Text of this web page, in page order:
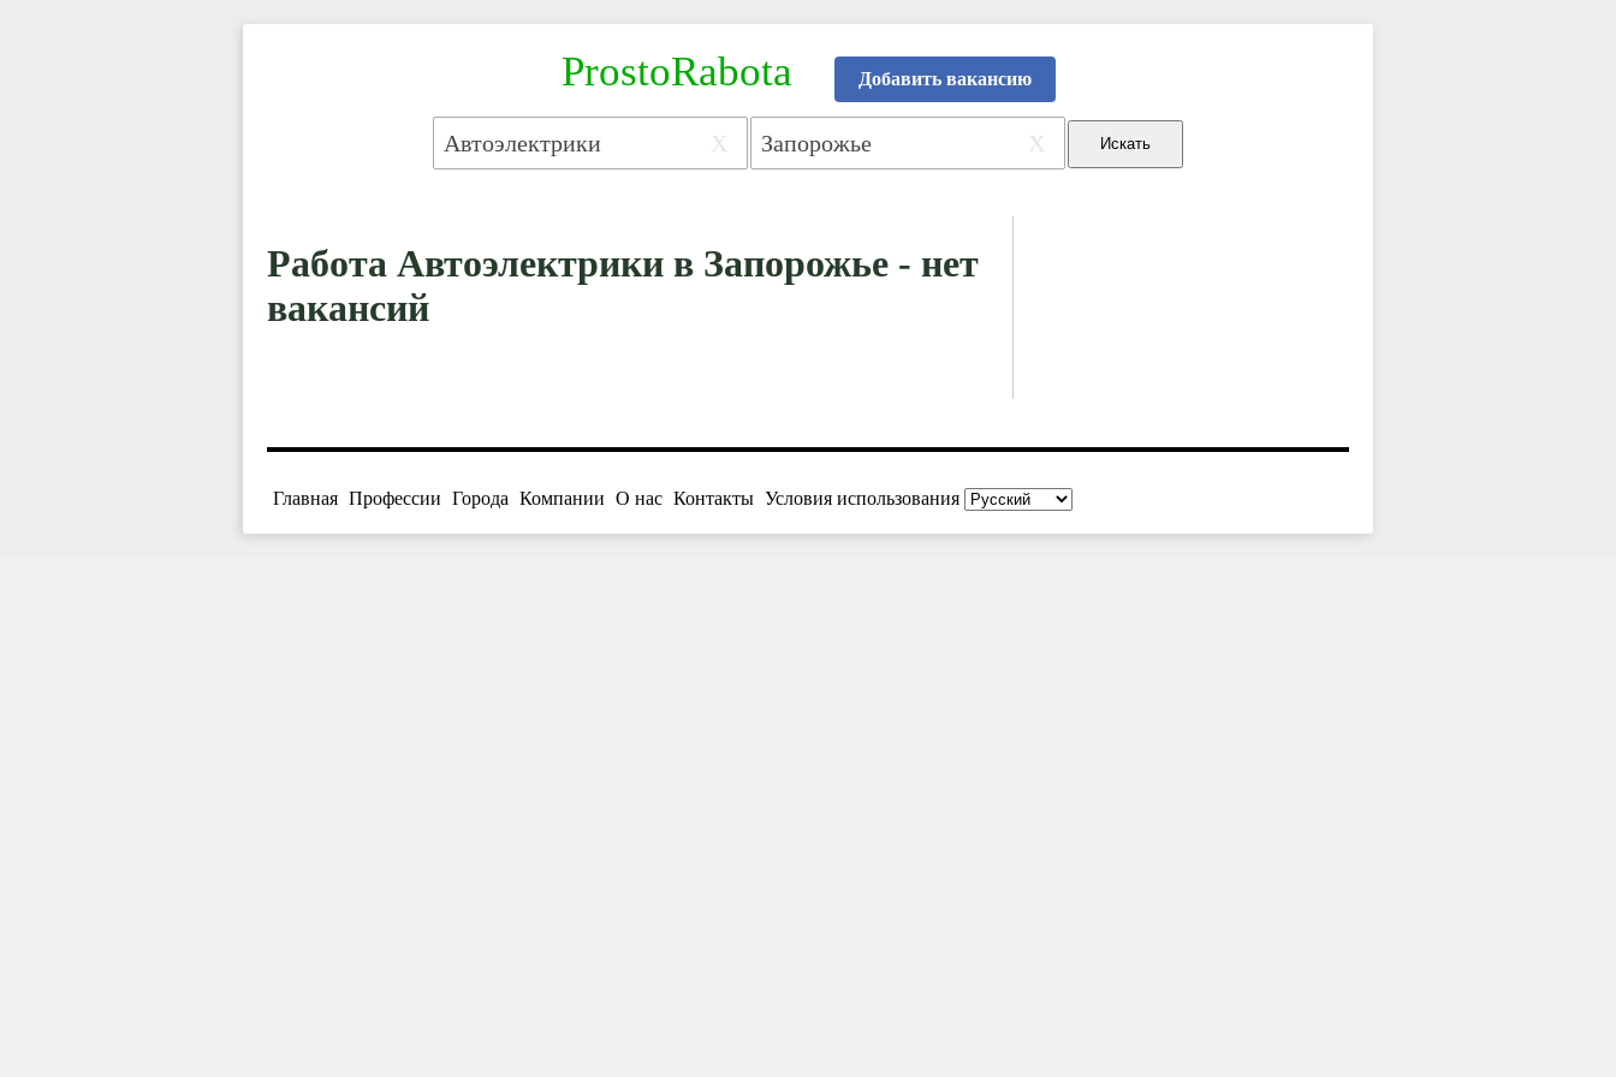
ProstoRabota Добавить вакансию
X X
Работа Автоэлектрики в Запорожье - нет
вакансий
Главная Профессии Города Компании О нас Контакты Условия использования